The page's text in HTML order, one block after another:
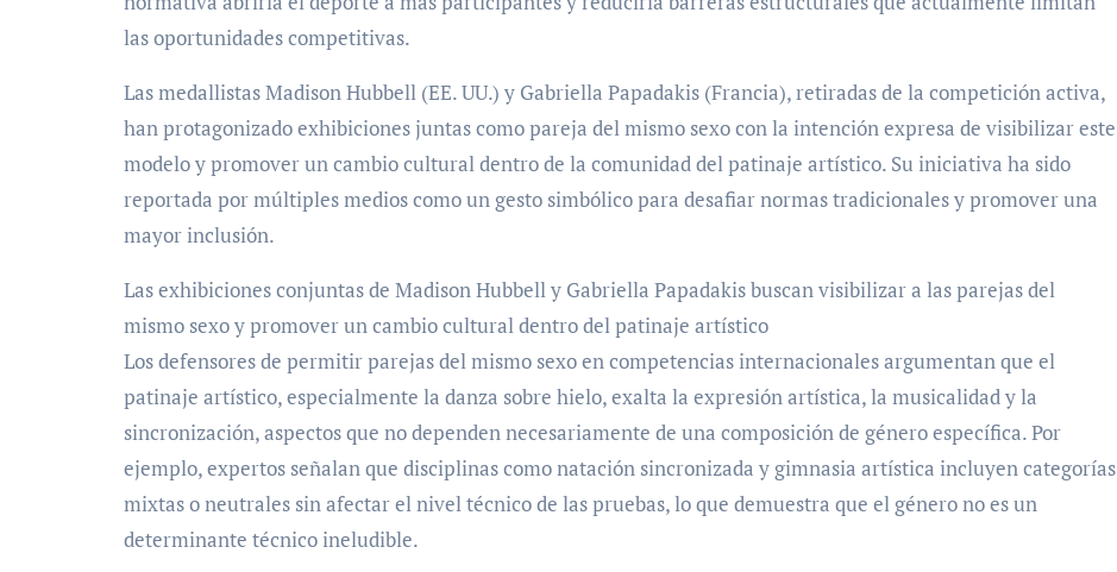
las oportunidades competitivas.
Las medallistas Madison Hubbell (EE. UU.) y Gabriella Papadakis (Francia), retiradas de la competición activa,
han protagonizado exhibiciones juntas como pareja del mismo sexo con la intención expresa de visibilizar este
modelo y promover un cambio cultural dentro de la comunidad del patinaje artístico. Su iniciativa ha sido
reportada por múltiples medios como un gesto simbólico para desafiar normas tradicionales y promover una
mayor inclusión.
Las exhibiciones conjuntas de Madison Hubbell y Gabriella Papadakis buscan visibilizar a las parejas del
mismo sexo y promover un cambio cultural dentro del patinaje artístico
Los defensores de permitir parejas del mismo sexo en competencias internacionales argumentan que el
patinaje artístico, especialmente la danza sobre hielo, exalta la expresión artística, la musicalidad y la
sincronización, aspectos que no dependen necesariamente de una composición de género específica. Por
ejemplo, expertos señalan que disciplinas como natación sincronizada y gimnasia artística incluyen categorías
mixtas o neutrales sin afectar el nivel técnico de las pruebas, lo que demuestra que el género no es un
determinante técnico ineludible.